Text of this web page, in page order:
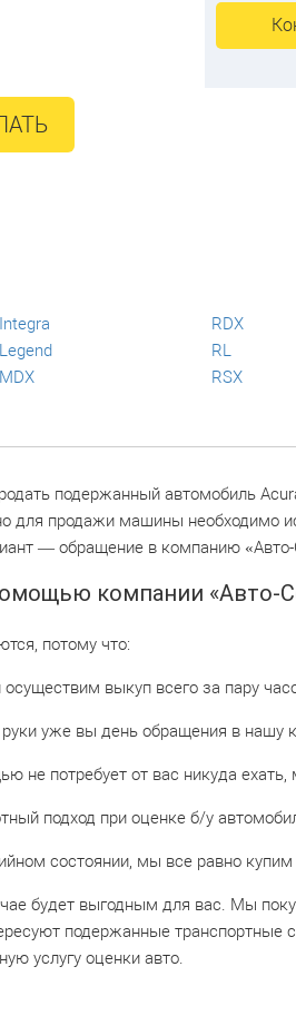
Integra
Legend
MDX
RDX
RL
RSX
подержанный автомобиль
для продажи машины необходимо
— обращение в компанию
компании «Авто-
потому что:
выкуп всего за пару
руки уже вы день обращения в нашу
не потребует от вас никуда
подход при оценке б/у
состоянии, мы все равно
будет выгодным для вас. Мы
подержанные транспортные
услугу оценки авто.